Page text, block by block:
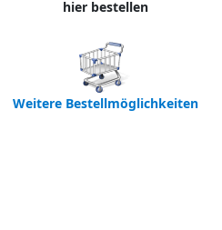
hier bestellen
Weitere Bestellmöglichkeiten